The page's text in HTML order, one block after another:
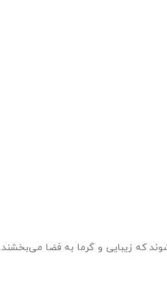
که زیبایی و گرما به فضا